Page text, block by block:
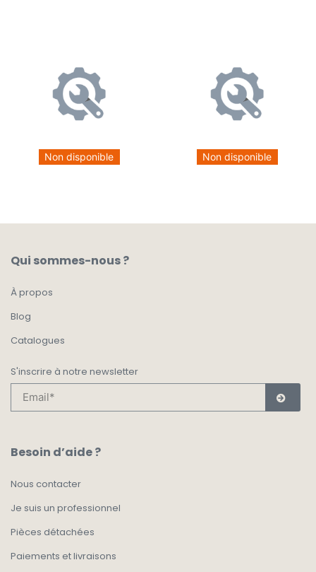
Non disponible Non disponible
Qui sommes-nous ?
À propos
Blog
Catalogues
S'inscrire à notre newsletter
Besoin d’aide ?
Nous contacter
Je suis un professionnel
Pièces détachées
Paiements et livraisons